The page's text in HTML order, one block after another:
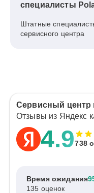
специалисты
Штатные
сервисного центра
Сервисный центр
Отзывы из Яндекс
4.9738
Время ожидания
135 оценок